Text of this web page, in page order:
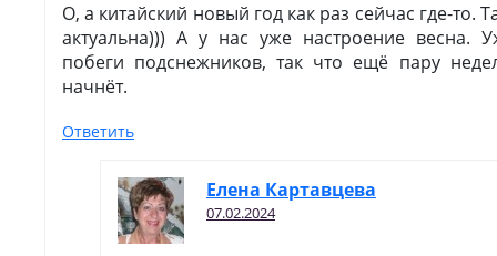
О, а китайский новый год как раз сейчас где-то.
актуальна))) А у нас уже настроение весна.
побеги подснежников, так что ещё пару
начнёт.
Ответить
Елена Картавцева
07.02.2024